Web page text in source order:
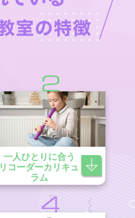
2
一人ひとりに合う
リコーダーカリキュ
ラム
4